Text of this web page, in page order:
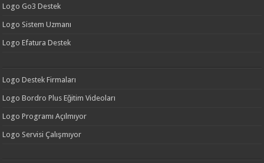
Logo Go3 Destek
Logo Sistem Uzmanı
Logo Efatura Destek
Logo Destek Firmaları
Logo Bordro Plus Eğitim Videoları
Logo Programı Açılmıyor
Logo Servisi Çalışmıyor